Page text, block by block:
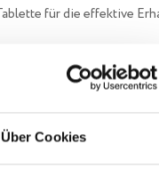
Über Cookies
für die effektive